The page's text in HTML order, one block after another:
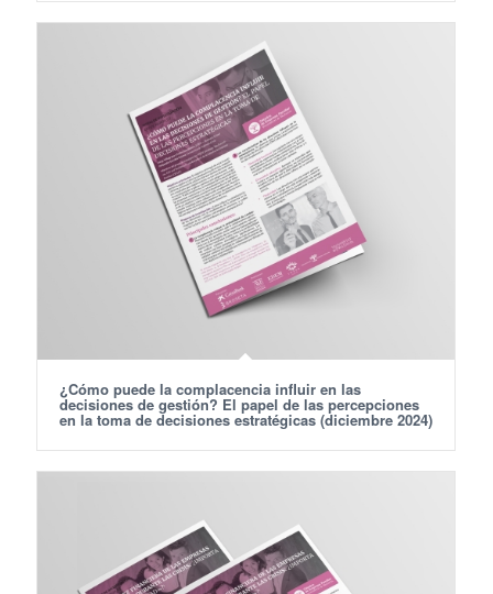
¿Cómo puede la complacencia influir en las
decisiones de gestión? El papel de las percepciones
en la toma de decisiones estratégicas (diciembre 2024)